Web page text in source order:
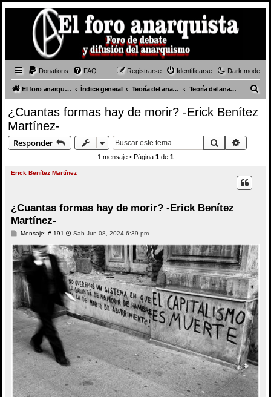
Dark mode
Donations FAQ Identificarse
Registrarse
El foro anarquista Índice general Teoría del anarquismo Teoría del anarquismo en general
¿Cuantas formas hay de morir? -Erick Benítez
Martínez-
Responder Buscar
1 mensaje • Página 1 de 1
Erick Benítez Martínez
¿Cuantas formas hay de morir? -Erick Benítez
Martínez-
Mensaje: # 191 M
n
s
a
e
Sab Jun 08, 2024 6:39 pm